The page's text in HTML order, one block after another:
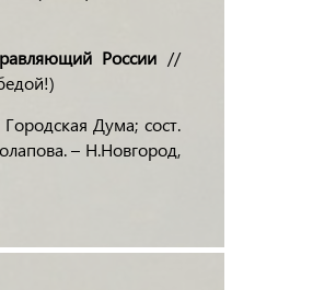
России //
Дума; сост.
– Н.Новгород,